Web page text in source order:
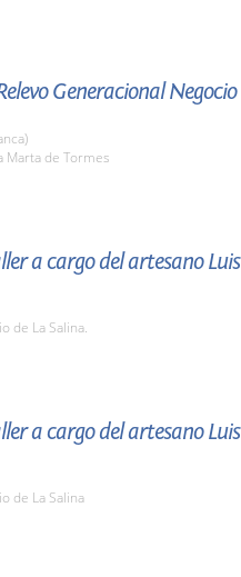
Generacional Negocio
Marta de Tormes
a cargo del artesano Luis
de La Salina.
a cargo del artesano Luis
de La Salina